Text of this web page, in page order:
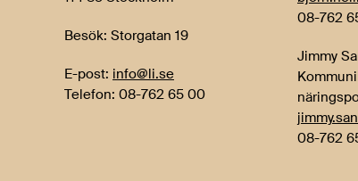
Besök: Storgatan 19
E-post: info@li.se
Telefon: 08-762 65 00
08-762
Jimmy
08-762